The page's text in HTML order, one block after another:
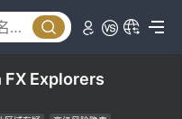
Explorers